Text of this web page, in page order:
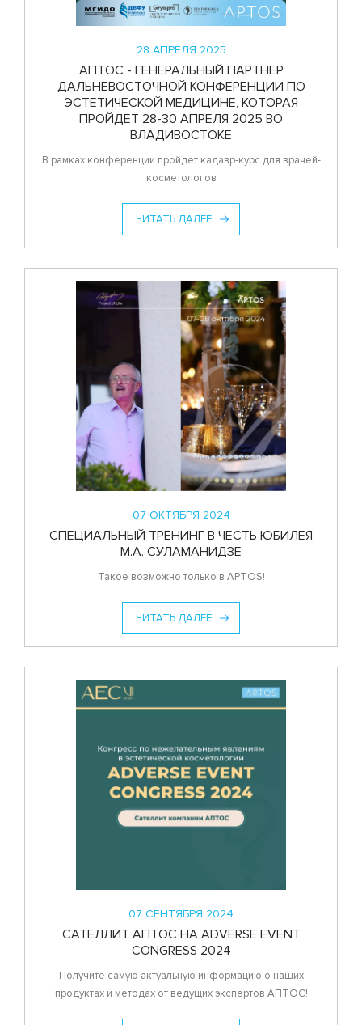
28 АПРЕЛЯ 2025
АПТОС - ГЕНЕРАЛЬНЫЙ ПАРТНЕР
ДАЛЬНЕВОСТОЧНОЙ КОНФЕРЕНЦИИ ПО
ЭСТЕТИЧЕСКОЙ МЕДИЦИНЕ, КОТОРАЯ
ПРОЙДЕТ 28-30 АПРЕЛЯ 2025 ВО
ВЛАДИВОСТОКЕ
В рамках конференции пройдет кадавр-курс для врачей-
косметологов
ЧИТАТЬ ДАЛЕЕ
07 ОКТЯБРЯ 2024
СПЕЦИАЛЬНЫЙ ТРЕНИНГ В ЧЕСТЬ ЮБИЛЕЯ
М.А. СУЛАМАНИДЗЕ
Такое возможно только в APTOS!
ЧИТАТЬ ДАЛЕЕ
07 СЕНТЯБРЯ 2024
САТЕЛЛИТ АПТОС НА ADVERSE EVENT
CONGRESS 2024
Получите самую актуальную информацию о наших
продуктах и методах от ведущих экспертов АПТОС!